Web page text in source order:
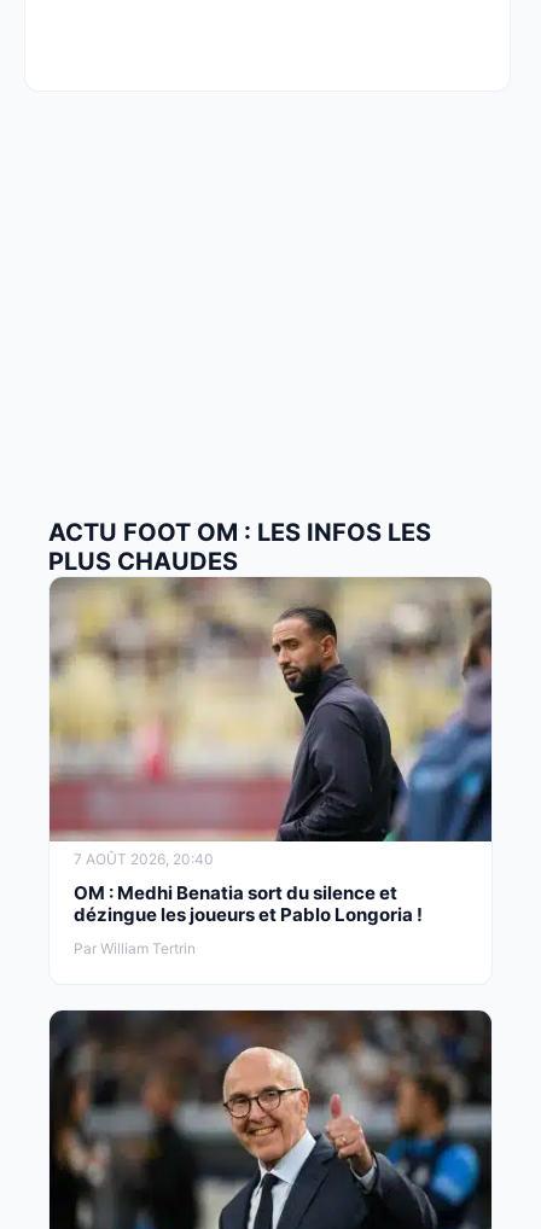
ACTU FOOT OM : LES INFOS LES
PLUS CHAUDES
7 AOÛT 2026, 20:40
OM : Medhi Benatia sort du silence et
dézingue les joueurs et Pablo Longoria !
Par William Tertrin